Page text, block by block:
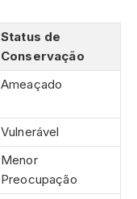
Status de
Conservação
Ameaçado
Vulnerável
Menor
Preocupação